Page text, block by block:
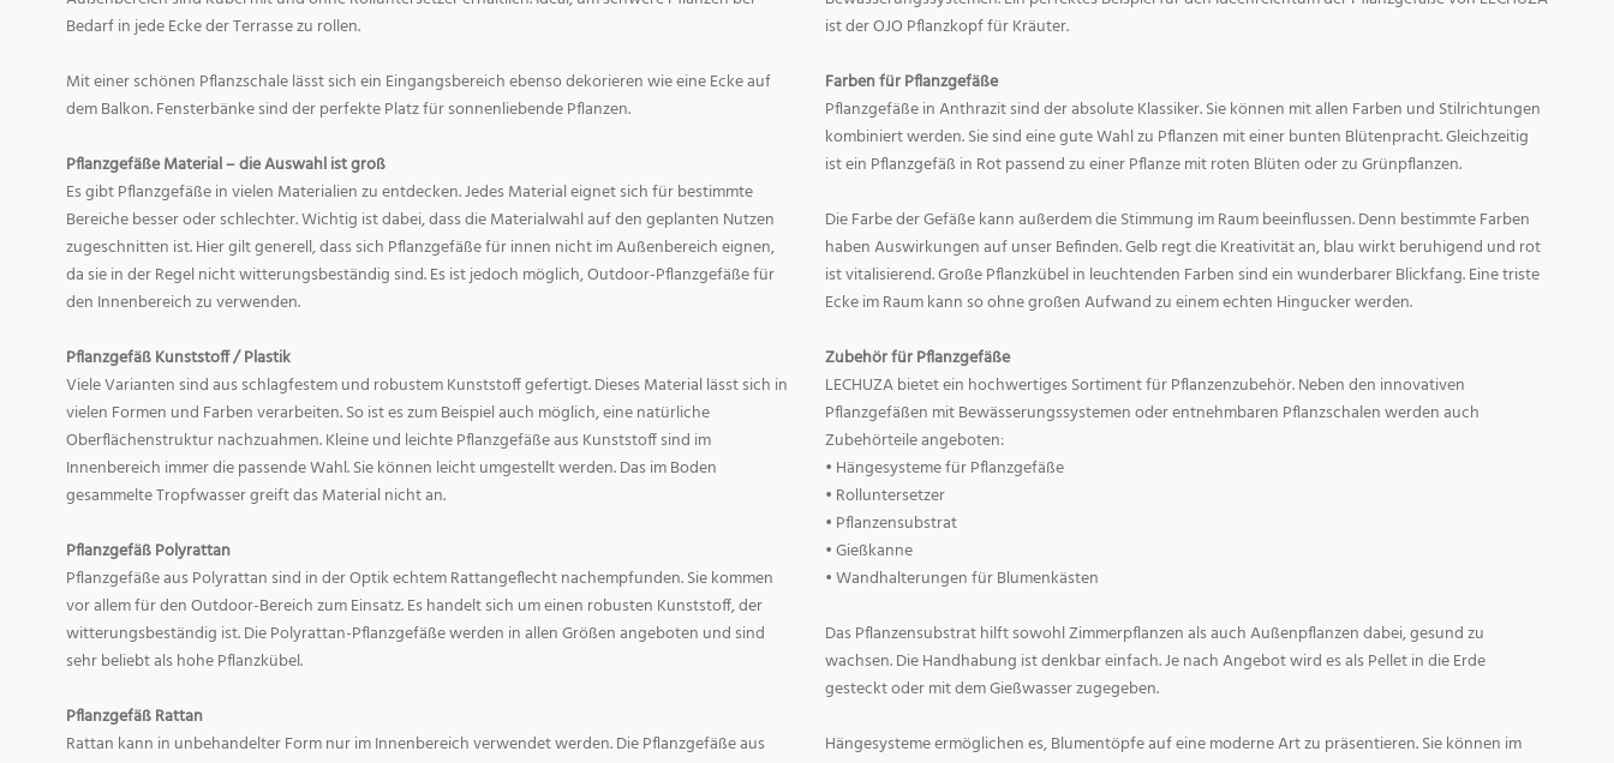
Bedarf in jede Ecke der Terrasse zu rollen.
Mit einer schönen Pflanzschale lässt sich ein Eingangsbereich ebenso dekorieren wie eine Ecke auf
dem Balkon. Fensterbänke sind der perfekte Platz für sonnenliebende Pflanzen.
Pflanzgefäße Material – die Auswahl ist groß
Es gibt Pflanzgefäße in vielen Materialien zu entdecken. Jedes Material eignet sich für bestimmte
Bereiche besser oder schlechter. Wichtig ist dabei, dass die Materialwahl auf den geplanten Nutzen
zugeschnitten ist. Hier gilt generell, dass sich Pflanzgefäße für innen nicht im Außenbereich eignen,
da sie in der Regel nicht witterungsbeständig sind. Es ist jedoch möglich, Outdoor-Pflanzgefäße für
den Innenbereich zu verwenden.
Pflanzgefäß Kunststoff / Plastik
Viele Varianten sind aus schlagfestem und robustem Kunststoff gefertigt. Dieses Material lässt sich in
vielen Formen und Farben verarbeiten. So ist es zum Beispiel auch möglich, eine natürliche
Oberflächenstruktur nachzuahmen. Kleine und leichte Pflanzgefäße aus Kunststoff sind im
Innenbereich immer die passende Wahl. Sie können leicht umgestellt werden. Das im Boden
gesammelte Tropfwasser greift das Material nicht an.
Pflanzgefäß Polyrattan
Pflanzgefäße aus Polyrattan sind in der Optik echtem Rattangeflecht nachempfunden. Sie kommen
vor allem für den Outdoor-Bereich zum Einsatz. Es handelt sich um einen robusten Kunststoff, der
witterungsbeständig ist. Die Polyrattan-Pflanzgefäße werden in allen Größen angeboten und sind
sehr beliebt als hohe Pflanzkübel.
Pflanzgefäß Rattan
Rattan kann in unbehandelter Form nur im Innenbereich verwendet werden. Die Pflanzgefäße aus
ist der OJO Pflanzkopf für Kräuter.
Farben für Pflanzgefäße
Pflanzgefäße in Anthrazit sind der absolute Klassiker. Sie können mit allen Farben und Stilrichtungen
kombiniert werden. Sie sind eine gute Wahl zu Pflanzen mit einer bunten Blütenpracht. Gleichzeitig
ist ein Pflanzgefäß in Rot passend zu einer Pflanze mit roten Blüten oder zu Grünpflanzen.
Die Farbe der Gefäße kann außerdem die Stimmung im Raum beeinflussen. Denn bestimmte Farben
haben Auswirkungen auf unser Befinden. Gelb regt die Kreativität an, blau wirkt beruhigend und rot
ist vitalisierend. Große Pflanzkübel in leuchtenden Farben sind ein wunderbarer Blickfang. Eine triste
Ecke im Raum kann so ohne großen Aufwand zu einem echten Hingucker werden.
Zubehör für Pflanzgefäße
LECHUZA bietet ein hochwertiges Sortiment für Pflanzenzubehör. Neben den innovativen
Pflanzgefäßen mit Bewässerungssystemen oder entnehmbaren Pflanzschalen werden auch
Zubehörteile angeboten:
• Hängesysteme für Pflanzgefäße
• Rolluntersetzer
• Pflanzensubstrat
• Gießkanne
• Wandhalterungen für Blumenkästen
Das Pflanzensubstrat hilft sowohl Zimmerpflanzen als auch Außenpflanzen dabei, gesund zu
wachsen. Die Handhabung ist denkbar einfach. Je nach Angebot wird es als Pellet in die Erde
gesteckt oder mit dem Gießwasser zugegeben.
Hängesysteme ermöglichen es, Blumentöpfe auf eine moderne Art zu präsentieren. Sie können im